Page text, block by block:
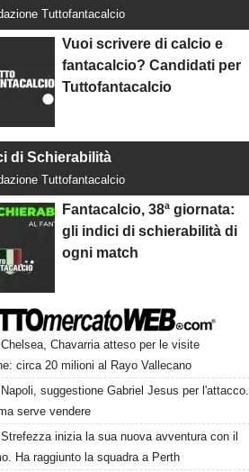
Tuttofantacalcio
Vuoi scrivere di calcio e
fantacalcio? Candidati per
Tuttofantacalcio
di Schierabilità
Tuttofantacalcio
Fantacalcio, 38ª giornata:
gli indici di schierabilità di
ogni match
Chelsea, Chavarria atteso per le visite
circa 20 milioni al Rayo Vallecano
Napoli, suggestione Gabriel Jesus per l'attacco.
serve vendere
Strefezza inizia la sua nuova avventura con il
Ha raggiunto la squadra a Perth